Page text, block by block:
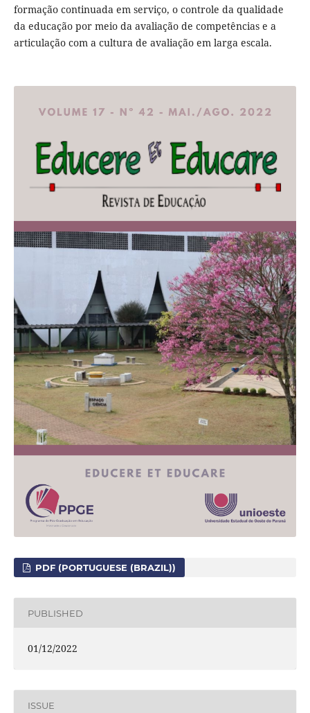
formação continuada em serviço, o controle da qualidade
da educação por meio da avaliação de competências e a
articulação com a cultura de avaliação em larga escala.
PDF (PORTUGUESE (BRAZIL))
PUBLISHED
01/12/2022
ISSUE